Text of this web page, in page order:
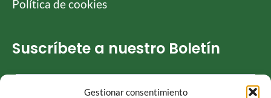
Gestionar consentimiento
Política de cookies
Suscríbete a nuestro Boletín